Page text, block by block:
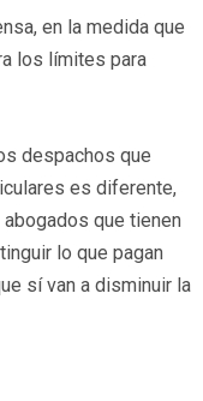
en la medida que
los límites para
despachos que
es diferente,
que tienen
lo que pagan
sí van a disminuir la